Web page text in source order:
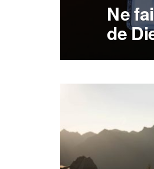
Ne
de